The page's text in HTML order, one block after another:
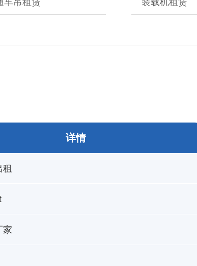
车吊租赁 装载机租赁
详情
租
家